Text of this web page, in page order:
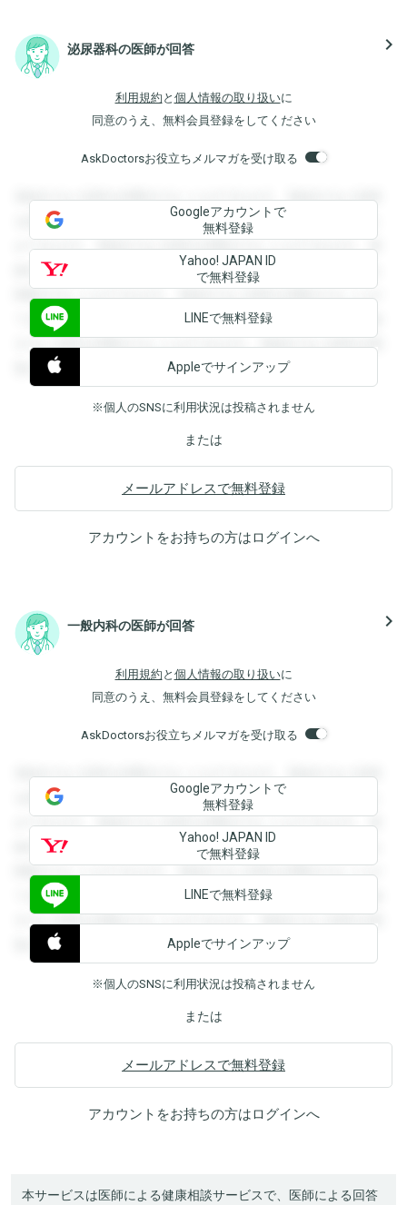
泌尿器科の医師が回答 navigate_next
利用規約 と 個人情報の取り扱いに
同意のうえ、無料会員登録をしてください
AskDoctorsお役立ちメルマガを受け取る
登録すると回答を閲覧することができます。登録すると回答
を閲覧することができます。登録すると回答を閲覧すること
ができます。登録すると回答を閲覧することができます。登
録すると回答を閲覧することができます。登録すると回答を
閲覧することができます。登録すると回答を閲覧することが
できます。登録すると回答を閲覧することができます。登録
すると回答を閲覧することができます。登録すると回答を閲
覧することができます。
Googleアカウントで
無料登録
Yahoo! JAPAN ID
で無料登録
LINEで無料登録
Appleでサインアップ
※個人のSNSに利用状況は投稿されません
または
メールアドレスで無料登録
アカウントをお持ちの方はログインへ
一般内科の医師が回答 navigate_next
利用規約 と 個人情報の取り扱いに
同意のうえ、無料会員登録をしてください
AskDoctorsお役立ちメルマガを受け取る
登録すると回答を閲覧することができます。登録すると回答
を閲覧することができます。登録すると回答を閲覧すること
ができます。登録すると回答を閲覧することができます。登
録すると回答を閲覧することができます。登録すると回答を
閲覧することができます。登録すると回答を閲覧することが
できます。登録すると回答を閲覧することができます。登録
すると回答を閲覧することができます。登録すると回答を閲
覧することができます。
Googleアカウントで
無料登録
Yahoo! JAPAN ID
で無料登録
LINEで無料登録
Appleでサインアップ
※個人のSNSに利用状況は投稿されません
または
メールアドレスで無料登録
アカウントをお持ちの方はログインへ
本サービスは医師による健康相談サービスで、医師による回答